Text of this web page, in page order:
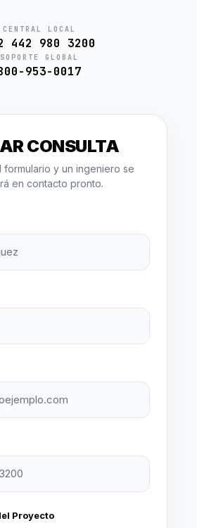
CENTRAL LOCAL
442 980 3200
SOPORTE GLOBAL
953-0017
CONSULTA
formulario y un ingeniero se
en contacto pronto.
Proyecto